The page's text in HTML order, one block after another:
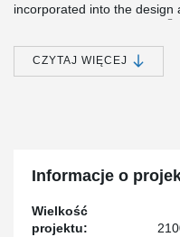
incorporated into the design
®
floor and flat soffit also
incorporated combined
Thermally Active Building
CZYTAJ WIĘCEJ
Informacje o
Wielkość
projektu: